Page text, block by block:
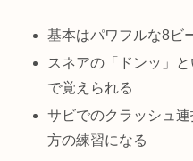
基本はパワフルな8ビ
スネアの「ドンッ」
で覚えられる
サビでのクラッシュ
方の練習になる